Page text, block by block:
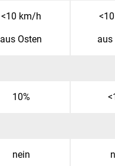
<10 km/h
aus Osten aus
10%
nein